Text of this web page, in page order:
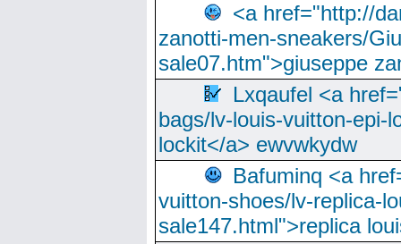
<a href="http://
zanotti-men-sneakers/
sale07.htm">giuseppe
Lxqaufel <a
bags/lv-louis-vuitton-epi-
lockit</a> ewvwkydw
Bafuminq <a
vuitton-shoes/lv-replica-
sale147.html">replica